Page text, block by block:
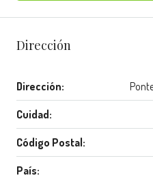
Dirección
Dirección:
Cuidad:
Código Postal:
País: